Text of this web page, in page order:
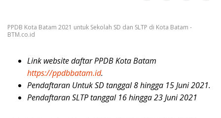
PPDB Kota Batam 2021 untuk Sekolah SD dan SLTP di Kota Batam -
BTM.co.id
Link website daftar PPDB Kota Batam
https://ppdbbatam.id.
Pendaftaran Untuk SD tanggal 8 hingga 15 Juni 2021.
Pendaftaran SLTP tanggal 16 hingga 23 Juni 2021